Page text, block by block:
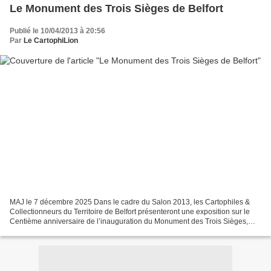
Le Monument des Trois Sièges de Belfort
Publié le 10/04/2013 à 20:56
Par Le CartophiLion
MAJ le 7 décembre 2025 Dans le cadre du Salon 2013, les Cartophiles &
Collectionneurs du Territoire de Belfort présenteront une exposition sur le
Centième anniversaire de l’inauguration du Monument des Trois Sièges,